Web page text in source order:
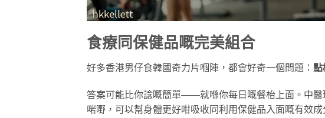
食療同保健品嘅完美組合
好多香港男仔食韓國奇力片嗰陣，都會好奇一個問題： 點
答案可能比你諗嘅簡單——就喺你每日嘅餐枱上面。中
啱嘢，可以幫身體更好咁吸收同利用保健品入面嘅有效成